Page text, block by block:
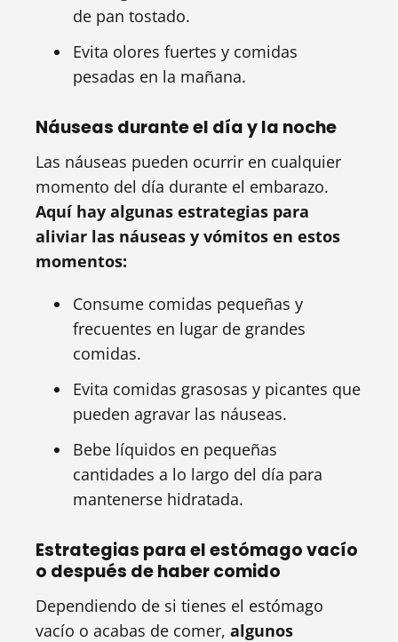
de pan tostado.
Evita olores fuertes y comidas
pesadas en la mañana.
Náuseas durante el día y la noche
Las náuseas pueden ocurrir en cualquier
momento del día durante el embarazo.
Aquí hay algunas estrategias para
aliviar las náuseas y vómitos en estos
momentos:
Consume comidas pequeñas y
frecuentes en lugar de grandes
comidas.
Evita comidas grasosas y picantes que
pueden agravar las náuseas.
Bebe líquidos en pequeñas
cantidades a lo largo del día para
mantenerse hidratada.
Estrategias para el estómago vacío
o después de haber comido
Dependiendo de si tienes el estómago
vacío o acabas de comer, algunos